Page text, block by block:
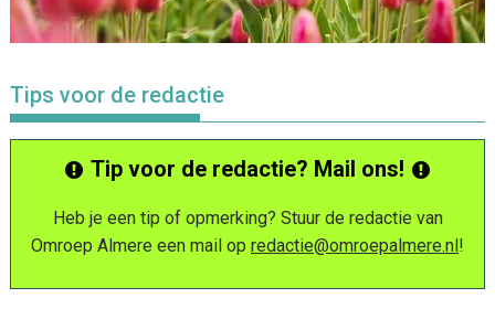
Tips voor de redactie
Tip voor de redactie? Mail ons!
Heb je een tip of opmerking? Stuur de redactie van
Omroep Almere een mail op redactie@omroepalmere.nl!